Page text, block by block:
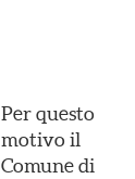
Per questo
motivo il
Comune di